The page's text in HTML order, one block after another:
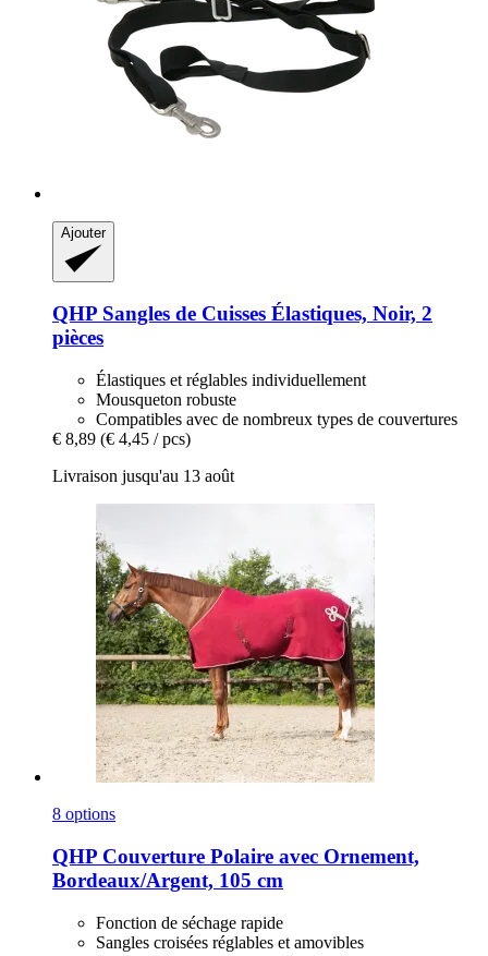
Ajouter
QHP Sangles de Cuisses Élastiques, Noir, 2
pièces
Élastiques et réglables individuellement
Mousqueton robuste
Compatibles avec de nombreux types de couvertures
€ 8,89 (€ 4,45 / pcs)
Livraison jusqu'au 13 août
8 options
QHP Couverture Polaire avec Ornement,
Bordeaux/Argent, 105 cm
Fonction de séchage rapide
Sangles croisées réglables et amovibles